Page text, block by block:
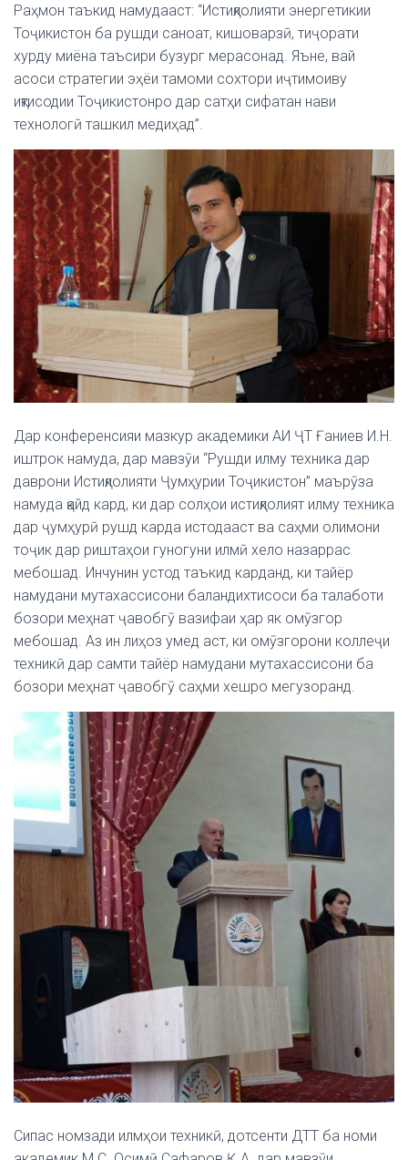
Раҳмон таъкид намудааст: “Истиқлолияти энергетикии
Тоҷикистон ба рушди саноат, кишоварзӣ, тиҷорати
хурду миёна таъсири бузург мерасонад. Яъне, вай
асоси стратегии эҳёи тамоми сохтори иҷтимоиву
иқтисодии Тоҷикистонро дар сатҳи сифатан нави
технологӣ ташкил медиҳад”.
Дар конференсияи мазкур академики АИ ҶТ Ғаниев И.Н.
иштрок намуда, дар мавзӯи “Рушди илму техника дар
даврони Истиқлолияти Ҷумҳурии Тоҷикистон” маърӯза
намуда қайд кард, ки дар солҳои истиқлолият илму техника
дар ҷумҳурӣ рушд карда истодааст ва саҳми олимони
тоҷик дар риштаҳои гуногуни илмӣ хело назаррас
мебошад. Инчунин устод таъкид карданд, ки тайёр
намудани мутахассисони баландихтисоси ба талаботи
бозори меҳнат ҷавобгӯ вазифаи ҳар як омӯзгор
мебошад. Аз ин лиҳоз умед аст, ки омӯзгорони коллеҷи
техникӣ дар самти тайёр намудани мутахассисони ба
бозори меҳнат ҷавобгӯ саҳми хешро мегузоранд.
Сипас номзади илмҳои техникӣ, дотсенти ДТТ ба номи